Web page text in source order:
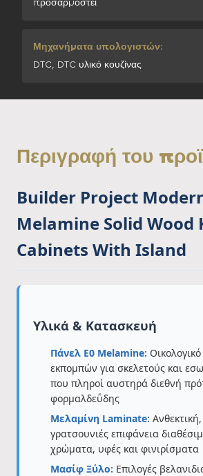
Μηχανήματα υπολογιστών:
DTC, DTC υλικό κουζίνας
Περιγραφή του
Builder Project
Melamine Solid Wood
Cabinets With Island
Υλικά & Κατασκευή
Πάνελ E0 Melamine:
εκπομπών για σκελετούς και
που πληροί αυστηρά διεθνή
φορμαλδεΰδης
Μελαμίνη Laminate:
γρατσουνιές επιφάνεια
χρώματα, υφές και φινιρίσματα
Μασίφ Ξύλο: Επιλογές